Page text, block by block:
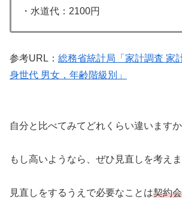
・水道代：2100円
参考URL： 総務省統計局「家計調査 家
身世代 男女，年齢階級別」
自分と比べてみてどれくらい違いますか
もし高いようなら、ぜひ見直しを考えま
見直しをするうえで必要なことは契約